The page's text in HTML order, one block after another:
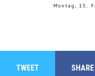
Montag, 15.
TWEET SHARE